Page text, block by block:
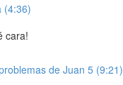
(4:36)
cara!
de Juan 5 (9:21)